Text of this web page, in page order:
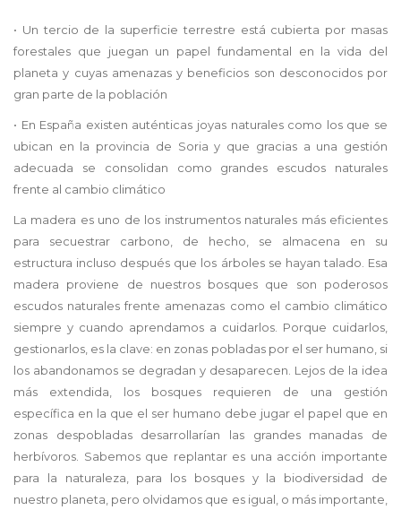
• Un tercio de la superficie terrestre está cubierta por masas
forestales que juegan un papel fundamental en la vida del
planeta y cuyas amenazas y beneficios son desconocidos por
gran parte de la población
• En España existen auténticas joyas naturales como los que se
ubican en la provincia de Soria y que gracias a una gestión
adecuada se consolidan como grandes escudos naturales
frente al cambio climático
La madera es uno de los instrumentos naturales más eficientes
para secuestrar carbono, de hecho, se almacena en su
estructura incluso después que los árboles se hayan talado. Esa
madera proviene de nuestros bosques que son poderosos
escudos naturales frente amenazas como el cambio climático
siempre y cuando aprendamos a cuidarlos. Porque cuidarlos,
gestionarlos, es la clave: en zonas pobladas por el ser humano, si
los abandonamos se degradan y desaparecen. Lejos de la idea
más extendida, los bosques requieren de una gestión
específica en la que el ser humano debe jugar el papel que en
zonas despobladas desarrollarían las grandes manadas de
herbívoros. Sabemos que replantar es una acción importante
para la naturaleza, para los bosques y la biodiversidad de
nuestro planeta, pero olvidamos que es igual, o más importante,